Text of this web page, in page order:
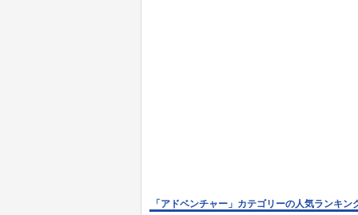
「アドベンチャー」カテゴリーの人気ランキン